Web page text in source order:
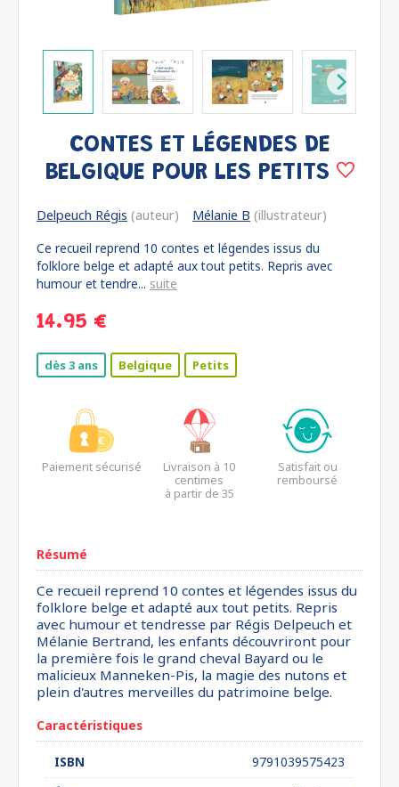
CONTES ET LÉGENDES DE
BELGIQUE POUR LES PETITS
Delpeuch Régis (auteur) Mélanie B (illustrateur)
Ce recueil reprend 10 contes et légendes issus du
folklore belge et adapté aux tout petits. Repris avec
humour et tendre... suite
14.95 €
dès 3 ans Belgique Petits
Paiement sécurisé
Livraison à 10
centimes
à partir de 35
Satisfait ou
remboursé
Résumé
Ce recueil reprend 10 contes et légendes issus du
folklore belge et adapté aux tout petits. Repris
avec humour et tendresse par Régis Delpeuch et
Mélanie Bertrand, les enfants découvriront pour
la première fois le grand cheval Bayard ou le
malicieux Manneken-Pis, la magie des nutons et
plein d'autres merveilles du patrimoine belge.
Caractéristiques
ISBN
9791039575423